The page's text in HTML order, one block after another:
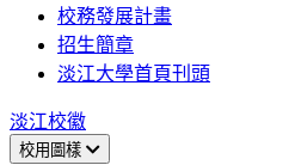
校務發展計畫
招生簡章
淡江大學首頁刊頭
淡江校徽
校用圖樣